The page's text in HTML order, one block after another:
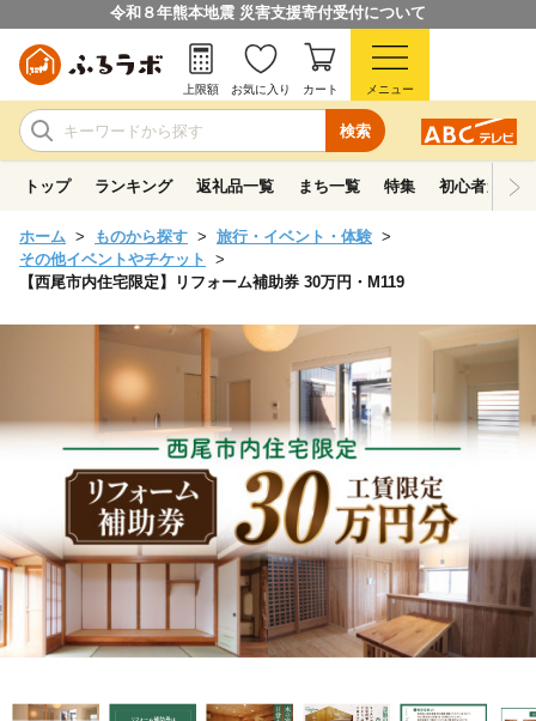
令和８年熊本地震 災害支援寄付受付について
検索
上限額 お気に入り カート メニュー
トップ ランキング 返礼品一覧 まち一覧 特集 初心者ガイド
ホーム ものから探す
旅行・イベント・体験
その他イベントやチケット
【西尾市内住宅限定】リフォーム補助券 30万円・M119